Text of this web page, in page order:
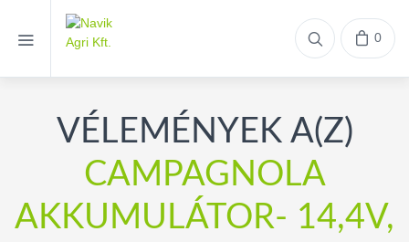
0
VÉLEMÉNYEK A(Z)
CAMPAGNOLA
AKKUMULÁTOR- 14,4V,